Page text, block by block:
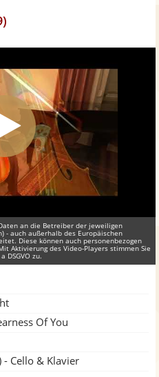
an die Betreiber der jeweiligen
- auch außerhalb des Europäischen
Diese können auch personenbezogen
Aktivierung des Video-Players stimmen Sie
DSGVO zu.
Of You
- Cello & Klavier